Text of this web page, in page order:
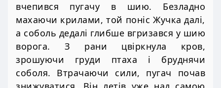
вчепився пугачу в шию. Безладно
махаючи крилами, той поніс Жучка далі,
а соболь дедалі глибше вгризався у шию
ворога. З рани цвіркнула кров,
зрошуючи груди птаха і бруднячи
соболя. Втрачаючи сили, пугач почав